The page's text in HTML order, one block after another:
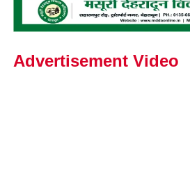
Advertisement Video